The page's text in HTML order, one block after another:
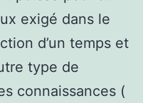
exigé dans le
d’un temps et
type de
connaissances (